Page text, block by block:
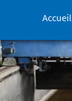
Accueil